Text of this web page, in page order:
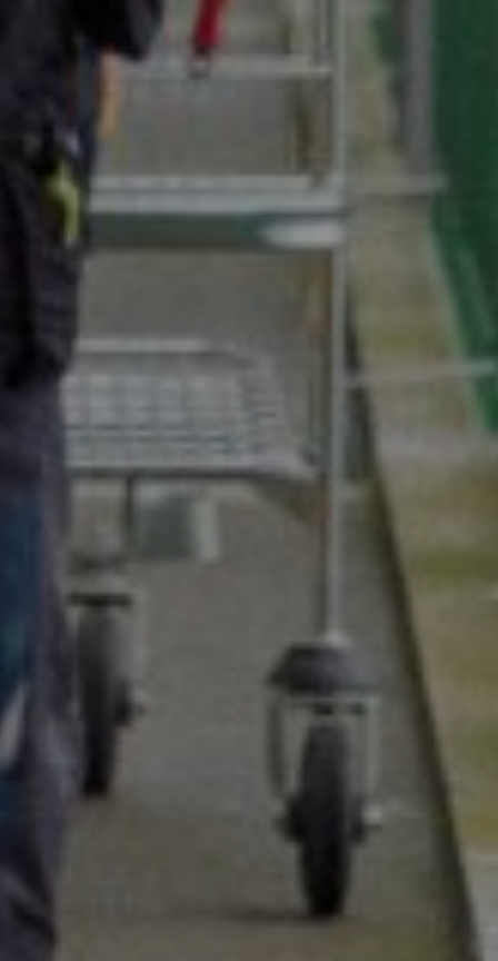
Home
Vacatures
Diensten
Kennisbank
Over ons
Contact